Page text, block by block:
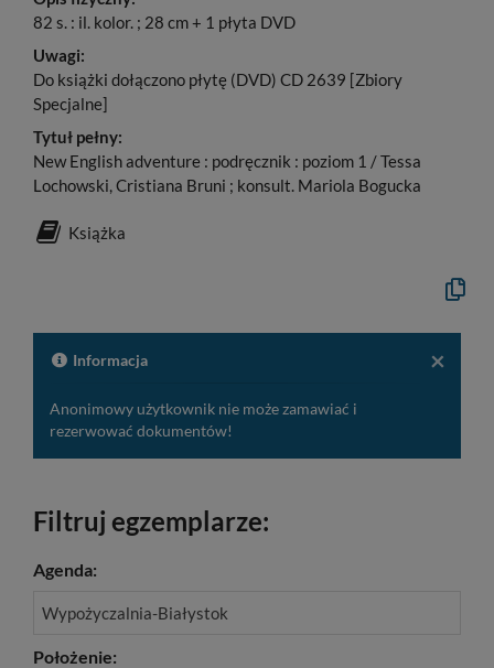
82 s. : il. kolor. ; 28 cm + 1 płyta DVD
Uwagi:
Do książki dołączono płytę (DVD) CD 2639 [Zbiory
Specjalne]
Tytuł pełny:
New English adventure : podręcznik : poziom 1 / Tessa
Lochowski, Cristiana Bruni ; konsult. Mariola Bogucka
Książka
Kopiuj
do
×
Informacja
Anonimowy użytkownik nie może zamawiać i
rezerwować dokumentów!
Filtruj egzemplarze:
Agenda:
Wypożyczalnia-Białystok
Położenie: